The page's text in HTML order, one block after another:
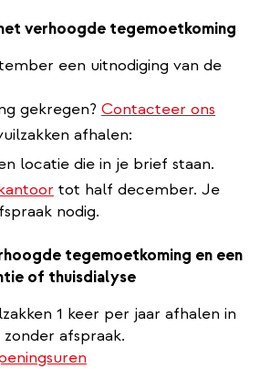
verhoogde tegemoetkoming
een uitnodiging van de
gekregen? Contacteer ons
afhalen:
locatie die in je brief staan.
tot half december. Je
nodig.
tegemoetkoming en een
of thuisdialyse
1 keer per jaar afhalen in
afspraak.